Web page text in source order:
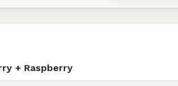
+ Raspberry